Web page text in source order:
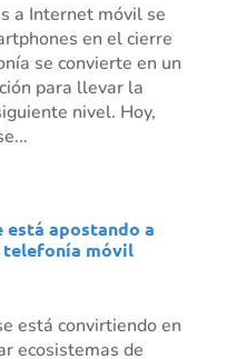
a Internet móvil se
en el cierre
se convierte en un
para llevar la
nivel. Hoy,
apostando a
telefonía móvil
está convirtiendo en
ecosistemas de